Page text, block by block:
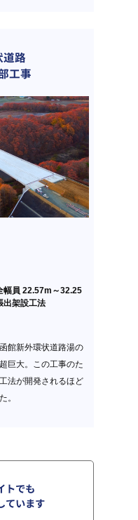
道路
工事
幅員 22.57m～32.25
出架設工法
館新外環状道路湯の
巨大。この工事のた
法が開発されるほど
。
トでも
ています